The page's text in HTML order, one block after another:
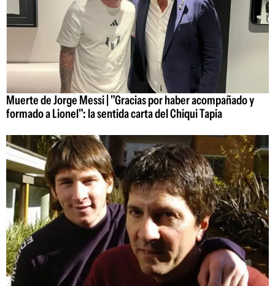
Muerte de Jorge Messi | "Gracias por haber acompañado y
formado a Lionel": la sentida carta del Chiqui Tapia